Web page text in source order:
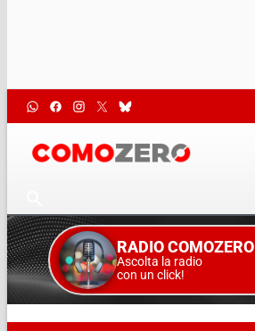
RADIO COMOZERO
Ascolta la radio
con un click!